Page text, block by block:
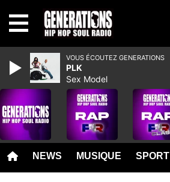
NEWS MUSIQUE SPORT
VOUS ÉCOUTEZ GENERATIONS
PLK
Sex Model